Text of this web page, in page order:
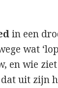
in een
wat
en wie
uit zijn